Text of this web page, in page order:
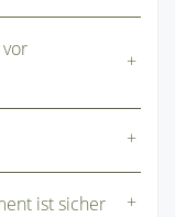
ist sicher